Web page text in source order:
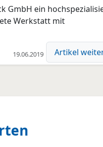
GmbH ein
Werkstatt mit
19.06.2019 Artikel